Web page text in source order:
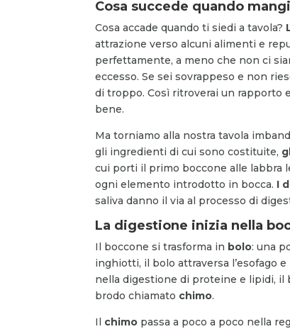
Cosa succede quando mangi
Cosa accade quando ti siedi a tavola?
attrazione verso alcuni alimenti e
perfettamente, a meno che non ci
eccesso. Se sei sovrappeso e non
di troppo. Così ritroverai un rapporto
bene.
Ma torniamo alla nostra tavola
gli ingredienti di cui sono costituite,
cui porti il primo boccone alle labbra
ogni elemento introdotto in bocca. I
saliva danno il via al processo di
La digestione inizia nella
Il boccone si trasforma in bolo: una
inghiotti, il bolo attraversa l’esofago
nella digestione di proteine e lipidi, il
brodo chiamato chimo.
Il chimo passa a poco a poco nella